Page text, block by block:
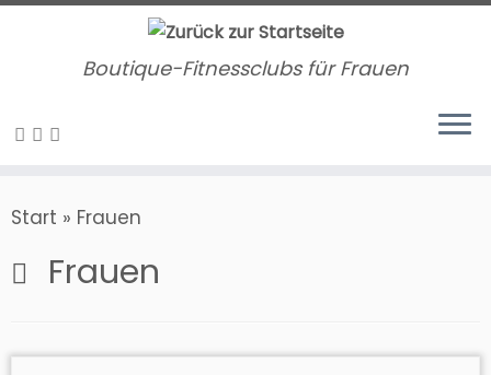
Zum
Boutique-Fitnessclubs für Frauen
Start » Frauen
Frauen